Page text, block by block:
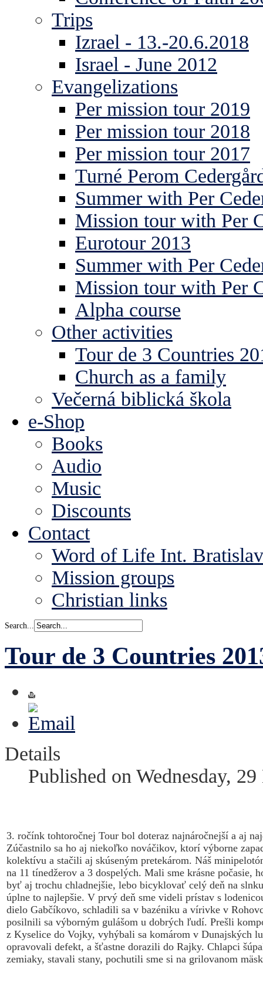
Trips
Izrael - 13.-20.6.2018
Israel - June 2012
Evangelizations
Per mission tour 2019
Per mission tour 2018
Per mission tour 2017
Turné Perom
Summer with Per
Mission tour with Per
Eurotour 2013
Summer with Per
Mission tour with Per
Alpha course
Other activities
Tour de 3 Countries
Church as a family
Večerná biblická škola
e-Shop
Books
Audio
Music
Discounts
Contact
Word of Life Int.
Mission groups
Christian links
Search...
Tour de 3 Countries
Details
Published on Wednesday,
3. ročínk tohtoročnej Tour bol doteraz najnáročnejší a aj
Zúčastnilo sa ho aj niekoľko nováčikov, ktorí výborne
kolektívu a stačili aj skúseným pretekárom. Náš
na 11 tínedžerov a 3 dospelých. Mali sme krásne počasie,
byť aj trochu chladnejšie, lebo bicyklovať celý deň na
úplne to najlepšie. V prvý deň sme videli prístav s
dielo Gabčíkovo, schladili sa v bazéniku a vírivke v
posilnili sa výborným gulášom u dobrých ľudí. Prešli
z Kyselice do Vojky, vyhýbali sa komárom v Dunajských
opravovali defekt, a šťastne dorazili do Rajky. Chlapci
zemiaky, stavali stany, pochutili sme si na grilovanom